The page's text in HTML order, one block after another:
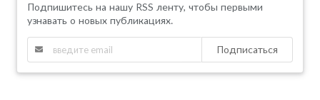
Подпишитесь на нашу RSS ленту, чтобы первыми
узнавать о новых публикациях.
Подписаться